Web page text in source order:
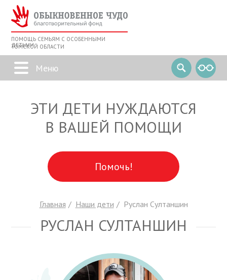
ПОМОЩЬ СЕМЬЯМ С ОСОБЕННЫМИ
ДЕТЬМИ
ТОМСКОЙ ОБЛАСТИ
ЭТИ ДЕТИ НУЖДАЮТСЯ
В ВАШЕЙ ПОМОЩИ
Помочь!
Главная Наши дети Руслан Султаншин
РУСЛАН СУЛТАНШИН